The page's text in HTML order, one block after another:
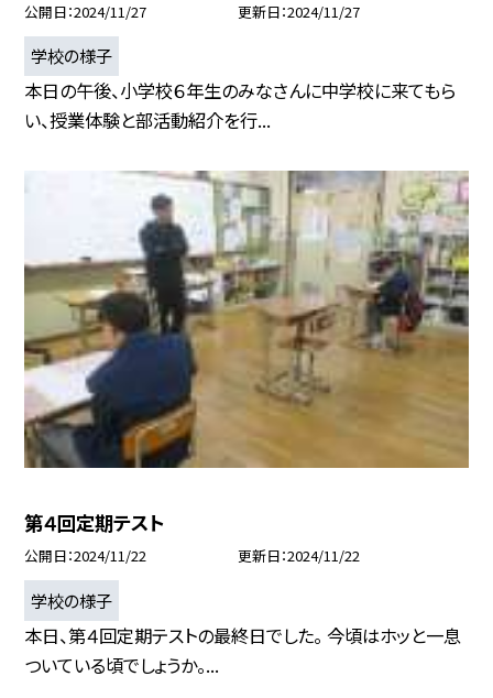
公開日 2024/11/27 更新日 2024/11/27
学校の様子
本日の午後、小学校６年生のみなさんに中学校に来てもら
い、授業体験と部活動紹介を行...
第４回定期テスト
公開日 2024/11/22 更新日 2024/11/22
学校の様子
本日、第４回定期テストの最終日でした。 今頃はホッと一息
ついている頃でしょうか。...